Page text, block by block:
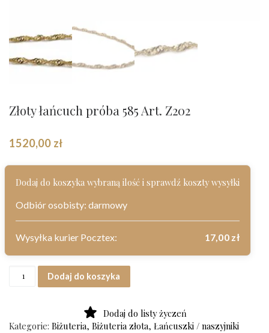
Złoty łańcuch próba 585 Art. Z202
1520,00 zł
Dodaj do koszyka wybraną ilość i sprawdź koszty wysyłki
Odbiór osobisty: darmowy
Wysyłka kurier Pocztex: 17,00 zł
Dodaj do koszyka
Dodaj do listy życzeń
Kategorie: Biżuteria, Biżuteria złota, Łańcuszki / naszyjniki